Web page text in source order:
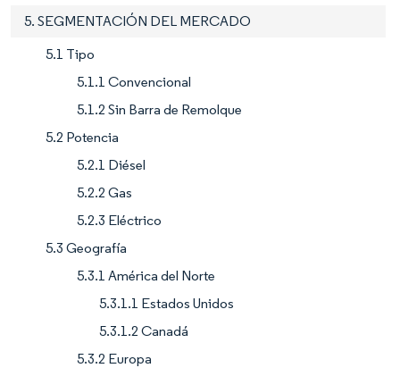
5. SEGMENTACIÓN DEL MERCADO
5.1 Tipo
5.1.1 Convencional
5.1.2 Sin Barra de Remolque
5.2 Potencia
5.2.1 Diésel
5.2.2 Gas
5.2.3 Eléctrico
5.3 Geografía
5.3.1 América del Norte
5.3.1.1 Estados Unidos
5.3.1.2 Canadá
5.3.2 Europa